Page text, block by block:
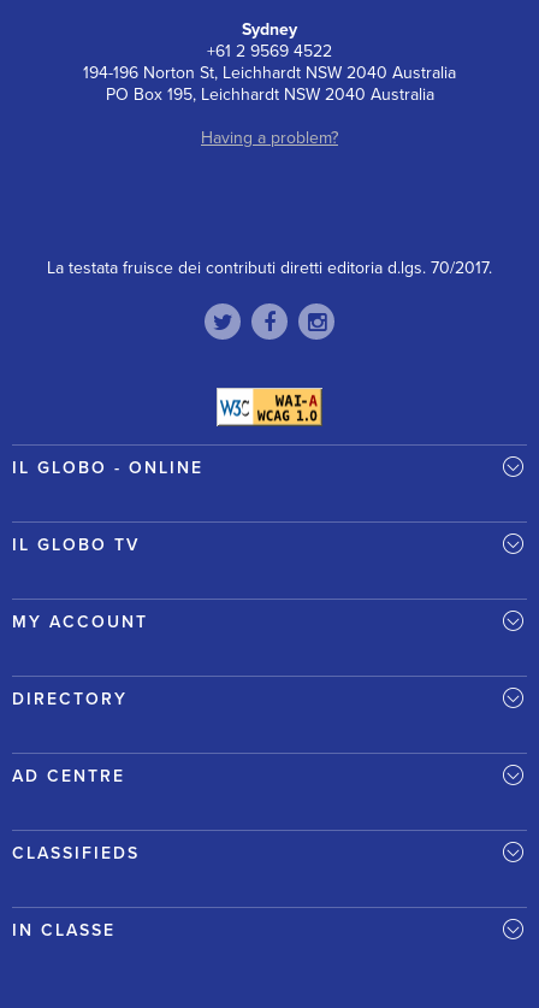
Sydney
+61 2 9569 4522
194-196 Norton St, Leichhardt NSW 2040 Australia
PO Box 195, Leichhardt NSW 2040 Australia
Having a problem?
La testata fruisce dei contributi diretti editoria d.lgs. 70/2017.
IL GLOBO - ONLINE
IL GLOBO TV
MY ACCOUNT
DIRECTORY
AD CENTRE
CLASSIFIEDS
IN CLASSE